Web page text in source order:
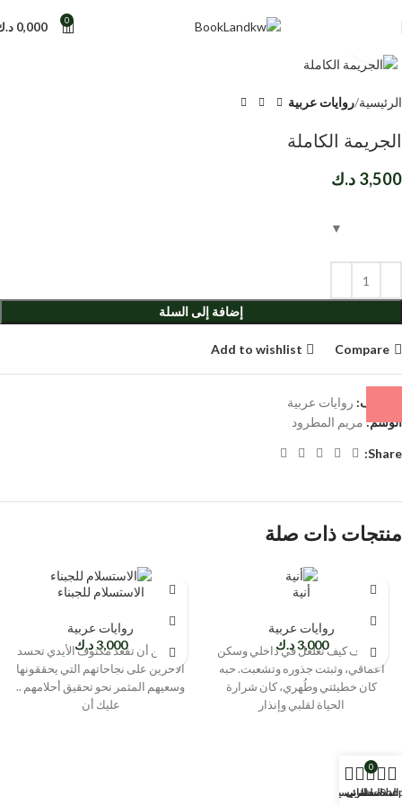
0
0,000
الرئيسية روايات عربية
الجريمة الكاملة
3,500 د.ك
إضافة إلى السلة
Compare
Add to wishlist
التصنيف: روايات عربية
الوسم: مريم المطرود
Share:
منتجات ذات صلة
أنية
روايات عربية
3,000 د.ك
لا أعرف كيف تغلغل في داخلي وسكن
أعماقي، وثبتت جذوره وتشعبت. حبه
كان خطيئتي وطُهري، كان شرارة
الحياة لقلبي وإنذار
الاستسلام للجبناء
روايات عربية
3,000 د.ك
بدلا من أن تقعد مكتوف الأيدي تحسد
الآخرين على نجاحاتهم التي يحققونها
وسعيهم المثمر نحو تحقيق أحلامهم ..
عليك أن
المفضلة
0
السلة
حسابي
الرئيسية